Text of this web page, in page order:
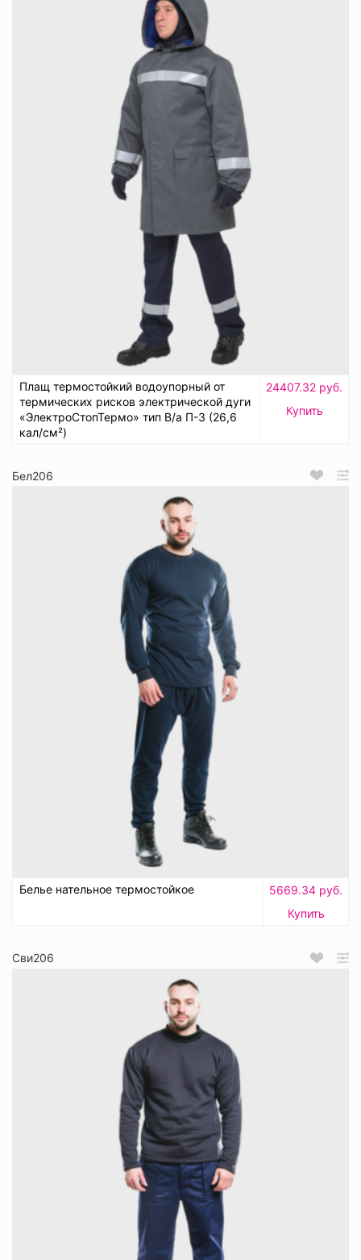
Плащ термостойкий водоупорный от
термических рисков электрической дуги
«ЭлектроСтопТермо» тип В/а П-3 (26,6
кал/см²)
24407.32 руб.
Купить
Бел206
Белье нательное термостойкое
5669.34 руб.
Купить
Сви206